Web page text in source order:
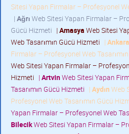
Sitesi Yapan Firmalar – Profesyonel
| Ağrı Web Sitesi Yapan Firmalar –
Gücü Hizmeti | Amasya Web Sitesi
Web Tasarımın Gücü Hizmeti | Ankara
Firmalar – Profesyonel Web
Web Sitesi Yapan Firmalar –
Hizmeti | ArtvinWeb Sitesi Yapan
Tasarımın Gücü Hizmeti | Aydın Web
Profesyonel Web Tasarımın Gücü
Yapan Firmalar – Profesyonel Web
BilecikWeb Sitesi Yapan Firmalar –